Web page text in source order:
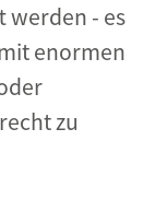
werden - es
enormen
zu